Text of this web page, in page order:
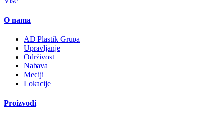
O nama
AD Plastik Grupa
Upravljanje
Održivost
Nabava
Mediji
Lokacije
Proizvodi